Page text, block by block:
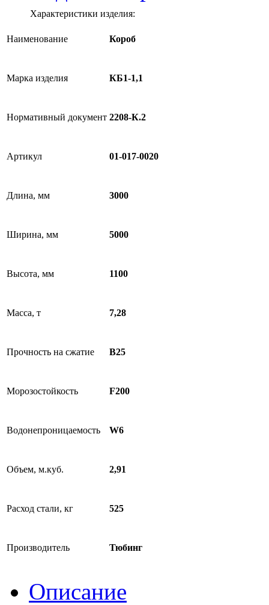
Характеристики изделия:
Наименование Короб
Марка изделия КБ1-1,1
Нормативный документ 2208-К.2
Артикул 01-017-0020
Длина, мм 3000
Ширина, мм 5000
Высота, мм 1100
Масса, т 7,28
Прочность на сжатие B25
Морозостойкость F200
Водонепроницаемость W6
Объем, м.куб. 2,91
Расход стали, кг 525
Производитель Тюбинг
Описание